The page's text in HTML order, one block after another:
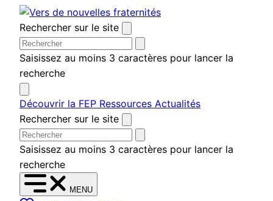
Aller
au
contenu
Rechercher sur le site
Saisissez au moins 3 caractères pour lancer la
recherche
Découvrir la FEP Ressources Actualités
Rechercher sur le site
Saisissez au moins 3 caractères pour lancer la
recherche
MENU